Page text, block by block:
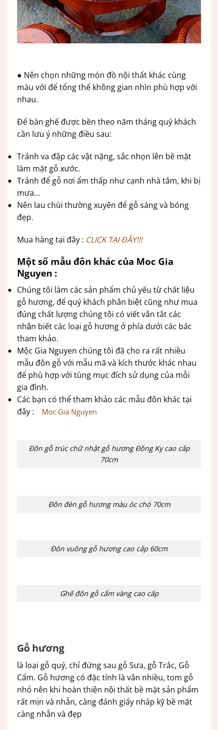
● Nên chọn những món đồ nội thất khác cùng
màu với để tổng thể không gian nhìn phù hợp với
nhau.
Để bàn ghế được bền theo năm tháng quý khách
cần lưu ý những điều sau:
Tránh va đập các vật nặng, sắc nhọn lên bề mặt
làm mặt gỗ xước.
Tránh để gỗ nơi ẩm thấp như cạnh nhà tắm, khi bị
mưa…
Nên lau chùi thường xuyên để gỗ sáng và bóng
đẹp.
Mua hàng tại đây : CLICK TẠI ĐÂY!!!
Một số mẫu đôn khác của Moc Gia
Nguyen :
Chúng tôi làm các sản phẩm chủ yếu từ chất liệu
gỗ hương, để quý khách phân biệt cũng như mua
đúng chất lượng chúng tôi có viết vắn tắt các
nhận biết các loại gỗ hương ở phía dưới các bác
tham khảo.
Mộc Gia Nguyen chúng tôi đã cho ra rất nhiều
mẫu đôn gỗ với mẫu mã và kích thước khác nhau
để phù hợp với tùng mục đích sử dụng của mỗi
gia đình.
Các bạn có thể tham khảo các mẫu đôn khác tại
đây :
Moc Gia Nguyen
Đôn gỗ trúc chữ nhật gỗ hương Đồng Kỵ cao cấp
70cm
Đôn đèn gỗ hương màu óc chó 70cm
Đôn vuông gỗ hương cao cấp 60cm
Ghế đôn gỗ cẩm vàng cao cấp
Gỗ hương
là loại gỗ quý, chỉ đứng sau gỗ Sưa, gỗ Trắc, Gỗ
Cẩm. Gỗ hương có đặc tính là vân nhiều, tom gỗ
nhỏ nên khi hoàn thiện nội thất bề mặt sản phẩm
rất mịn và nhẵn, càng đánh giấy nháp kỹ bề mặt
càng nhẵn và đẹp